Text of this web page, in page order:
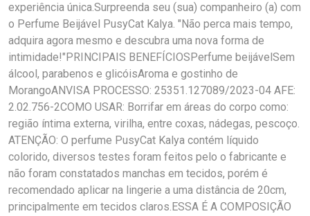
experiência única.Surpreenda seu (sua) companheiro (a) com
o Perfume Beijável PusyCat Kalya. "Não perca mais tempo,
adquira agora mesmo e descubra uma nova forma de
intimidade!"PRINCIPAIS BENEFÍCIOSPerfume beijávelSem
álcool, parabenos e glicóisAroma e gostinho de
MorangoANVISA PROCESSO: 25351.127089/2023-04 AFE:
2.02.756-2COMO USAR: Borrifar em áreas do corpo como:
região íntima externa, virilha, entre coxas, nádegas, pescoço.
ATENÇÃO: O perfume PusyCat Kalya contém líquido
colorido, diversos testes foram feitos pelo o fabricante e
não foram constatados manchas em tecidos, porém é
recomendado aplicar na lingerie a uma distância de 20cm,
principalmente em tecidos claros.ESSA É A COMPOSIÇÃO